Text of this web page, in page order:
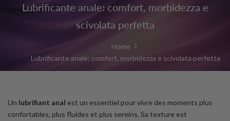
Lubrificante
un'esperienza
Lubrificante anale: comfort, morbidezza e
scivolata perfetta
Home
Lubrificante anale: comfort, morbidezza e scivolata perfetta
Un lubrifiant anal est un essentiel pour vivre des moments plus
confortables, plus fluides et plus sereins. Sa texture est